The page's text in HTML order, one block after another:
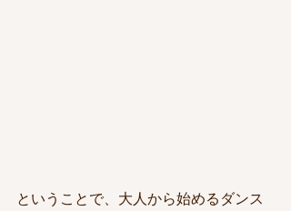
ということで、大人から始めるダンス